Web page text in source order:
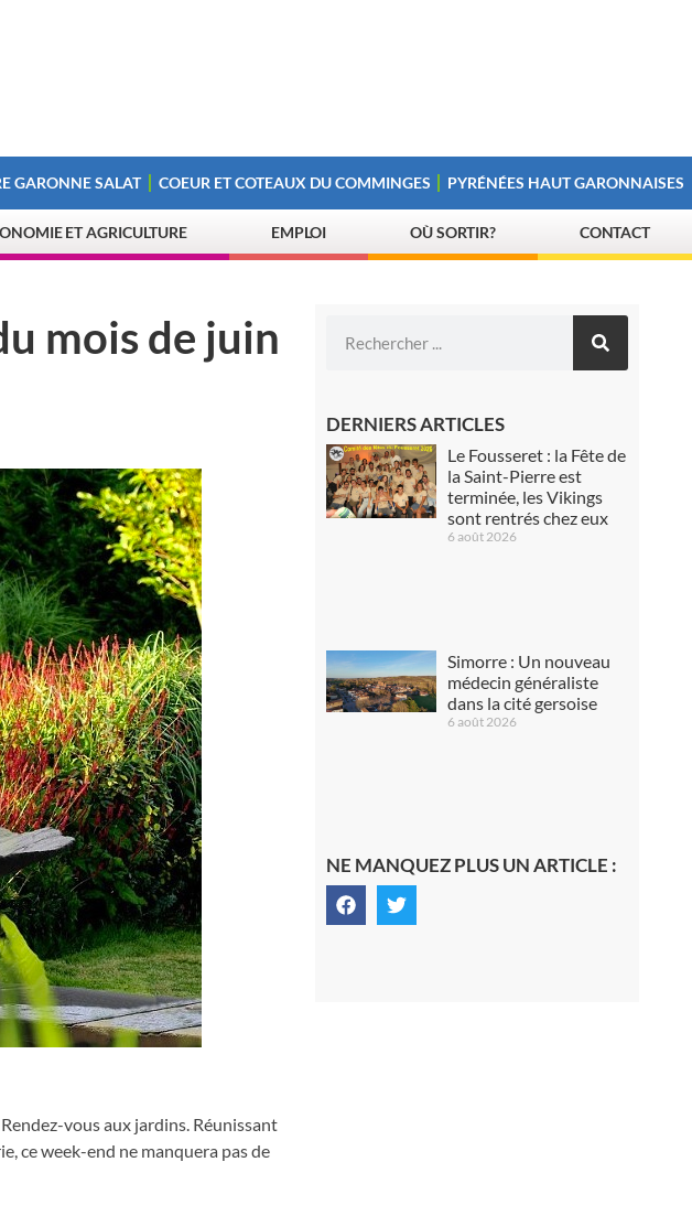
GARONNE SALAT COEUR ET COTEAUX DU COMMINGES PYRÉNÉES HAUT GARONNAISES
ET AGRICULTURE EMPLOI OÙ SORTIR? CONTACT
mois de juin
vous aux jardins. Réunissant
ce week-end ne manquera pas de
DERNIERS ARTICLES
Le Fousseret : la Fête de
la Saint-Pierre est
terminée, les Vikings
sont rentrés chez eux
6 août 2026
Simorre : Un nouveau
médecin généraliste
dans la cité gersoise
6 août 2026
NE MANQUEZ PLUS UN ARTICLE :